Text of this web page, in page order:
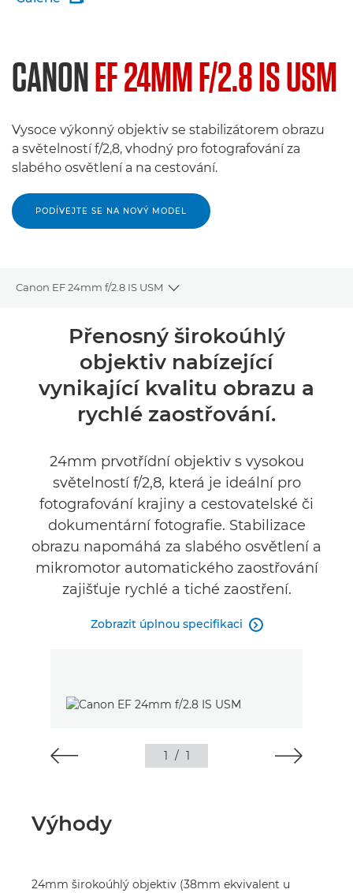
CANONEF 24MM F/2.8 IS USM
Vysoce výkonný objektiv se stabilizátorem obrazu
a světelností f/2,8, vhodný pro fotografování za
slabého osvětlení a na cestování.
PODÍVEJTE SE NA NOVÝ MODEL
Canon EF 24mm f/2.8 IS USM
Toggle breadcrumbs
Přenosný širokoúhlý
objektiv nabízející
vynikající kvalitu obrazu a
rychlé zaostřování.
24mm prvotřídní objektiv s vysokou
světelností f/2,8, která je ideální pro
fotografování krajiny a cestovatelské či
dokumentární fotografie. Stabilizace
obrazu napomáhá za slabého osvětlení a
mikromotor automatického zaostřování
zajišťuje rychlé a tiché zaostření.
Zobrazit úplnou specifikaci 
1 / 1
Výhody
24mm širokoúhlý objektiv (38mm ekvivalent u